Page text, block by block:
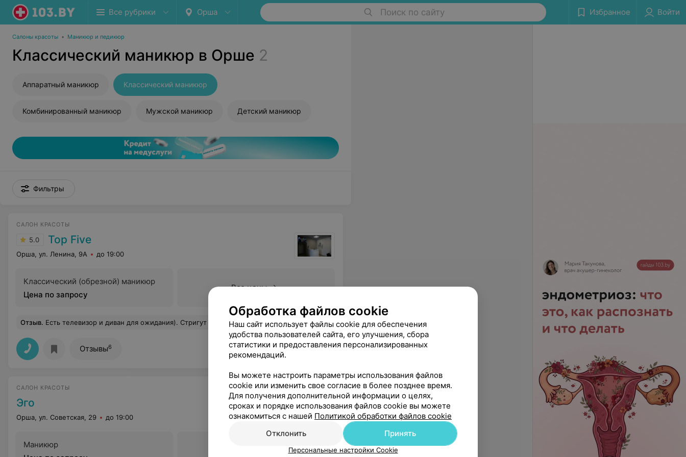
Все рубрики Орша Поиск по сайту Избранное Войти
Салоны красоты • Маникюр и педикюр
Классический маникюр в Орше 2
Аппаратный маникюр Классический маникюр
Комбинированный маникюр Мужской маникюр Детский маникюр
Фильтры
САЛОН КРАСОТЫ
5.0 Top Five
Орша, ул. Ленина, 9А до 19:00
Классический (обрезной) маникюр
Цена по запросу
Все цены
Отзыв. Есть телевизор и диван для ожидания). Стригут отлично. Еще
Отзывы6
САЛОН КРАСОТЫ
Эго
Орша, ул. Советская, 29 до 19:00
Маникюр
Обработка файлов cookie
Наш сайт использует файлы cookie для обеспечения
удобства пользователей сайта, его улучшения, сбора
статистики и предоставления персонализированных
рекомендаций.
Вы можете настроить параметры использования файлов
cookie или изменить свое согласие в более позднее время.
Для получения дополнительной информации о целях,
сроках и порядке использования файлов cookie вы можете
ознакомиться с нашей Политикой обработки файлов cookie
Отклонить
Принять
Персональные настройки Cookie